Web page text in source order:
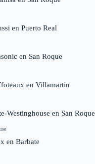
en Puerto Real
en San Roque
en Villamartín
Westinghouse en San Roque
en Barbate